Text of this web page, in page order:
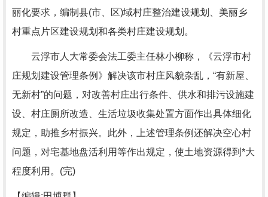
丽化要求，编制县(市、区)域村庄整治建设规划、美丽乡
村重点片区建设规划和各类村庄建设规划。
云浮市人大常委会法工委主任林小柳称，《云浮市村
庄规划建设管理条例》解决该市村庄风貌杂乱，“有新屋、
无新村”的问题，对改善村庄出行条件、供水和排污设施建
设、村庄厕所改造、生活垃圾收集处置方面作出具体细化
规定，助推乡村振兴。此外，上述管理条例还解决空心村
问题，对宅基地盘活利用等作出规定，使土地资源得到*大
程度利用。(完)